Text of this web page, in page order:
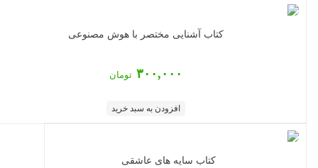
کتاب آشنایی مختصر با هوش مصنوعی
۳۰۰,۰۰۰ تومان
افزودن به سبد خرید
کتاب سایه های عاشقی